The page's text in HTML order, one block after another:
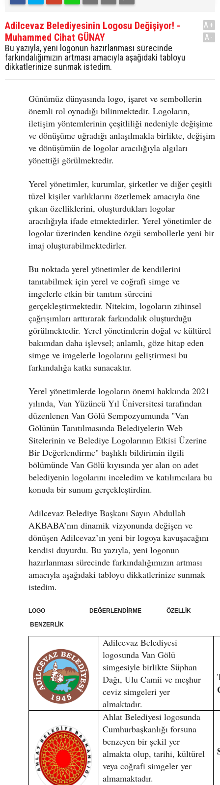
Adilcevaz Belediyesinin Logosu Değişiyor! -
Muhammed Cihat GÜNAY
Bu yazıyla, yeni logonun hazırlanması sürecinde
farkındalığımızın artması amacıyla aşağıdaki tabloyu
dikkatlerinize sunmak istedim.
A+
A-
Günümüz dünyasında logo, işaret ve sembollerin
önemli rol oynadığı bilinmektedir. Logoların,
iletişim yöntemlerinin çeşitliliği nedeniyle değişime
ve dönüşüme uğradığı anlaşılmakla birlikte, değişim
ve dönüşümün de logolar aracılığıyla algıları
yönettiği görülmektedir.
Yerel yönetimler, kurumlar, şirketler ve diğer çeşitli
tüzel kişiler varlıklarını özetlemek amacıyla öne
çıkan özelliklerini, oluşturdukları logolar
aracılığıyla ifade etmektedirler. Yerel yönetimler de
logolar üzerinden kendine özgü sembollerle yeni bir
imaj oluşturabilmektedirler.
Bu noktada yerel yönetimler de kendilerini
tanıtabilmek için yerel ve coğrafi simge ve
imgelerle etkin bir tanıtım sürecini
gerçekleştirmektedir. Nitekim, logoların zihinsel
çağrışımları arttırarak farkındalık oluşturduğu
görülmektedir. Yerel yönetimlerin doğal ve kültürel
bakımdan daha işlevsel; anlamlı, göze hitap eden
simge ve imgelerle logolarını geliştirmesi bu
farkındalığa katkı sunacaktır.
Yerel yönetimlerde logoların önemi hakkında 2021
yılında, Van Yüzüncü Yıl Üniversitesi tarafından
düzenlenen Van Gölü Sempozyumunda "Van
Gölünün Tanıtılmasında Belediyelerin Web
Sitelerinin ve Belediye Logolarının Etkisi Üzerine
Bir Değerlendirme" başlıklı bildirimin ilgili
bölümünde Van Gölü kıyısında yer alan on adet
belediyenin logolarını inceledim ve katılımcılara bu
konuda bir sunum gerçekleştirdim.
Adilcevaz Belediye Başkanı Sayın Abdullah
AKBABA’nın dinamik vizyonunda değişen ve
dönüşen Adilcevaz’ın yeni bir logoya kavuşacağını
kendisi duyurdu. Bu yazıyla, yeni logonun
hazırlanması sürecinde farkındalığımızın artması
amacıyla aşağıdaki tabloyu dikkatlerinize sunmak
istedim.
LOGO DEĞERLENDİRME ÖZELLİK
BENZERLİK
Adilcevaz Belediyesi
logosunda Van Gölü
simgesiyle birlikte Süphan
Dağı, Ulu Camii ve meşhur
ceviz simgeleri yer
almaktadır.
Ahlat Belediyesi logosunda
Cumhurbaşkanlığı forsuna
benzeyen bir şekil yer
almakta olup, tarihi, kültürel
veya coğrafi simgeler yer
almamaktadır.